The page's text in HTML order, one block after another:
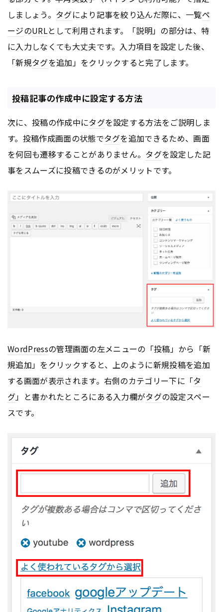
しましょう。 タグにより記事を絞り込んだ際に、一覧ペ
ージのURLとして利用されます。「説明」の部分は、特
に入力しなくても大丈夫です。入力項目を設定した後、
「新規タグを追加」をクリックすると完了します。
投稿記事の作成中に設定する方法
次に、投稿の作成中にタグを設定する方法をご説明しま
す。投稿作成画面の状態でタグを追加できるため、画面
を何回も遷移することがありません。 タグを設定した記
事をスムーズに投稿できるのがメリットです。
WordPressの管理画面の左メニューの「投稿」から「新
規追加」をクリックすると、上のように新規投稿を追加
する画面が表示されます。右側のカテゴリー下に「タ
グ」と書かれたところにある入力欄がタグの設定スペー
スです。